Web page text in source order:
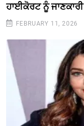
ਹਾਈਕੋਰਟ ਨੂੰ ਜਾਣਕਾਰੀ
FEBRUARY 11, 2026